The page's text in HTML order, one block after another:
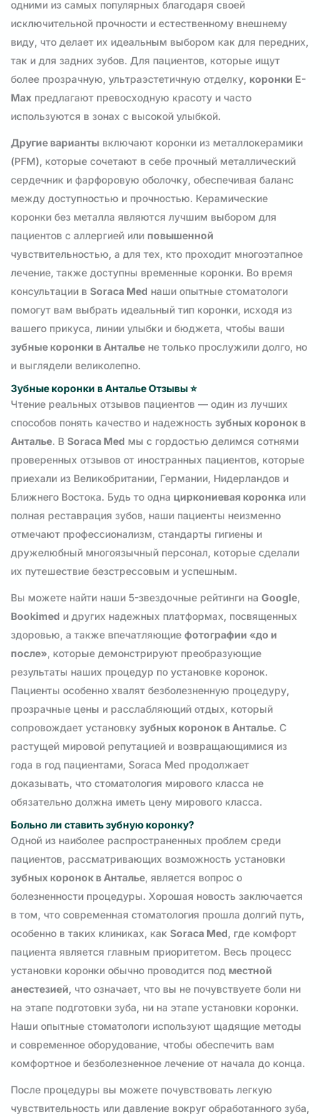
одними из самых популярных благодаря своей
исключительной прочности и естественному внешнему
виду, что делает их идеальным выбором как для передних,
так и для задних зубов. Для пациентов, которые ищут
более прозрачную, ультраэстетичную отделку, коронки E-
Max предлагают превосходную красоту и часто
используются в зонах с высокой улыбкой.
Другие варианты включают коронки из металлокерамики
(PFM), которые сочетают в себе прочный металлический
сердечник и фарфоровую оболочку, обеспечивая баланс
между доступностью и прочностью. Керамические
коронки без металла являются лучшим выбором для
пациентов с аллергией или повышенной
чувствительностью, а для тех, кто проходит многоэтапное
лечение, также доступны временные коронки. Во время
консультации в Soraca Med наши опытные стоматологи
помогут вам выбрать идеальный тип коронки, исходя из
вашего прикуса, линии улыбки и бюджета, чтобы ваши
зубные коронки в Анталье не только прослужили долго, но
и выглядели великолепно.
Зубные коронки в Анталье Отзывы⭐
Чтение реальных отзывов пациентов — один из лучших
способов понять качество и надежность зубных коронок в
Анталье. В Soraca Med мы с гордостью делимся сотнями
проверенных отзывов от иностранных пациентов, которые
приехали из Великобритании, Германии, Нидерландов и
Ближнего Востока. Будь то одна циркониевая коронка или
полная реставрация зубов, наши пациенты неизменно
отмечают профессионализм, стандарты гигиены и
дружелюбный многоязычный персонал, которые сделали
их путешествие безстрессовым и успешным.
Вы можете найти наши 5-звездочные рейтинги на Google,
Bookimed и других надежных платформах, посвященных
здоровью, а также впечатляющие фотографии «до и
после», которые демонстрируют преобразующие
результаты наших процедур по установке коронок.
Пациенты особенно хвалят безболезненную процедуру,
прозрачные цены и расслабляющий отдых, который
сопровождает установку зубных коронок в Анталье. С
растущей мировой репутацией и возвращающимися из
года в год пациентами, Soraca Med продолжает
доказывать, что стоматология мирового класса не
обязательно должна иметь цену мирового класса.
Больно ли ставить зубную коронку?
Одной из наиболее распространенных проблем среди
пациентов, рассматривающих возможность установки
зубных коронок в Анталье, является вопрос о
болезненности процедуры. Хорошая новость заключается
в том, что современная стоматология прошла долгий путь,
особенно в таких клиниках, как Soraca Med, где комфорт
пациента является главным приоритетом. Весь процесс
установки коронки обычно проводится под местной
анестезией, что означает, что вы не почувствуете боли ни
на этапе подготовки зуба, ни на этапе установки коронки.
Наши опытные стоматологи используют щадящие методы
и современное оборудование, чтобы обеспечить вам
комфортное и безболезненное лечение от начала до конца.
После процедуры вы можете почувствовать легкую
чувствительность или давление вокруг обработанного зуба,